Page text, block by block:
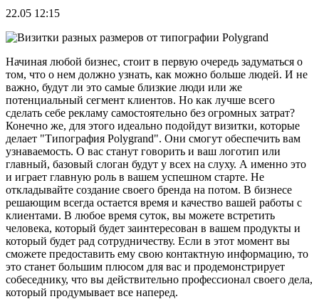
22.05 12:15
Начиная любой бизнес, стоит в первую очередь задуматься о
том, что о нем должно узнать, как можно больше людей. И не
важно, будут ли это самые близкие люди или же
потенциальный сегмент клиентов. Но как лучше всего
сделать себе рекламу самостоятельно без огромных затрат?
Конечно же, для этого идеально подойдут визитки, которые
делает "Типография Polygrand". Они смогут обеспечить вам
узнаваемость. О вас станут говорить и ваш логотип или
главный, базовый слоган будут у всех на слуху. А именно это
и играет главную роль в вашем успешном старте. Не
откладывайте создание своего бренда на потом. В бизнесе
решающим всегда остается время и качество вашей работы с
клиентами. В любое время суток, вы можете встретить
человека, который будет заинтересован в вашем продукты и
который будет рад сотрудничеству. Если в этот момент вы
сможете предоставить ему свою контактную информацию, то
это станет большим плюсом для вас и продемонстрирует
собеседнику, что вы действительно профессионал своего дела,
который продумывает все наперед.